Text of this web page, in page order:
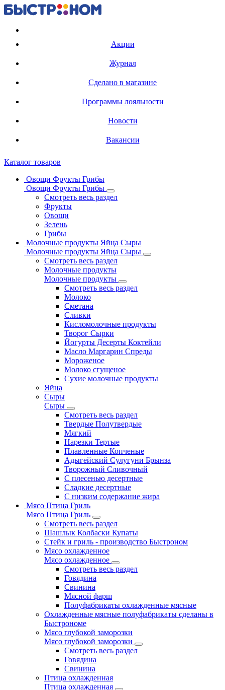
Акции
Журнал
Сделано в магазине
Программы лояльности
Новости
Вакансии
Каталог товаров
Овощи Фрукты Грибы
Овощи Фрукты Грибы
Смотреть весь раздел
Фрукты
Овощи
Зелень
Грибы
Молочные продукты Яйца Сыры
Молочные продукты Яйца Сыры
Смотреть весь раздел
Молочные продукты
Молочные продукты
Смотреть весь раздел
Молоко
Сметана
Сливки
Кисломолочные продукты
Творог Сырки
Йогурты Десерты Коктейли
Масло Маргарин Спреды
Мороженое
Молоко сгущеное
Сухие молочные продукты
Яйца
Сыры
Сыры
Смотреть весь раздел
Твердые Полутвердые
Мягкий
Нарезки Тертые
Плавленные Копченые
Адыгейский Сулугуни Брынза
Творожный Сливочный
С плесенью десертные
Сладкие десертные
С низким содержание жира
Мясо Птица Гриль
Мясо Птица Гриль
Смотреть весь раздел
Шашлык Колбаски Купаты
Стейк и гриль - производство Быстроном
Мясо охлажденное
Мясо охлажденное
Смотреть весь раздел
Говядина
Свинина
Мясной фарш
Полуфабрикаты охлажденные мясные
Охлажденные мясные полуфабрикаты сделаны в
Быстрономе
Мясо глубокой заморозки
Мясо глубокой заморозки
Смотреть весь раздел
Говядина
Свинина
Птица охлажденная
Птица охлажденная